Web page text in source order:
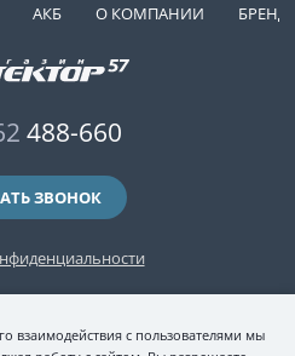
АКБ О КОМПАНИИ
488-660
ЗВОНОК
57" — автомобильные шины
шиномонтаж и хранение шин.
взаимодействия с пользователями мы